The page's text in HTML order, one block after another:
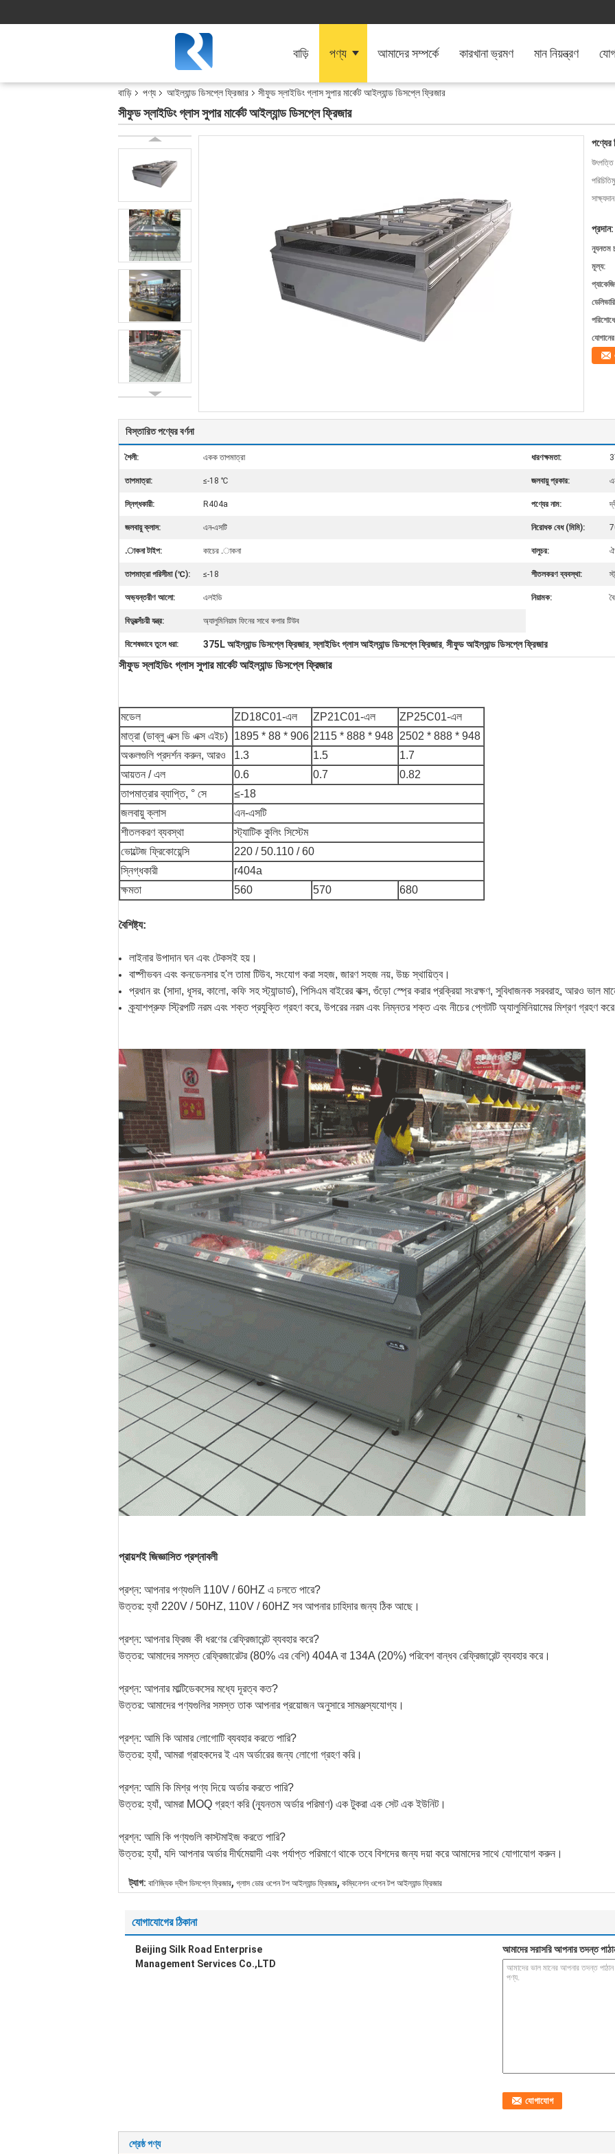
বাড়ি পণ্য আমাদের সম্পর্কে কারখানা ভ্রমণ মান নিয়ন্ত্রণ
বাড়ি পণ্য আইল্যান্ড ডিসপ্লে ফ্রিজার সীফুড স্লাইডিং গ্লাস সুপার মার্কেট আইল্যান্ড ডিসপ্লে ফ্রিজার
সীফুড স্লাইডিং গ্লাস সুপার মার্কেট আইল্যান্ড ডিসপ্লে ফ্রিজার
পণ্যের
সাক্ষ্যদান:
প্রদান:
ন্যূনতম
মূল্য:
বিস্তারিত পণ্যের বর্ণনা
শৈলী: একক তাপমাত্রা ধারণক্ষমতা:
তাপমাত্রা: ≤-18 ℃ জলবায়ু প্রকার:
স্নিগ্ধকারী: R404a পণ্যের নাম:
জলবায়ু ক্লাস: এন-এসটি নিরোধক বেধ (মিমি):
.াকনা টাইপ: কাচের .াকনা বালুচর:
তাপমাত্রা পরিসীমা (℃): ≤-18 শীতলকরণ ব্যবস্থা:
অভ্যন্তরীণ আলো: এলইডি নিয়ামক:
বিদ্যুত্সঁচয়ী যন্ত্র: অ্যালুমিনিয়াম ফিনের সাথে কপার টিউব
বিশেষভাবে তুলে ধরা: 375L আইল্যান্ড ডিসপ্লে ফ্রিজার,স্লাইডিং গ্লাস আইল্যান্ড ডিসপ্লে ফ্রিজার, সীফুড আইল্যান্ড ডিসপ্লে ফ্রিজার
সীফুড স্লাইডিং গ্লাস সুপার মার্কেট আইল্যান্ড ডিসপ্লে ফ্রিজার
মডেল ZD18C01-এল ZP21C01-এল
ZP25C01-এল
মাত্রা (ডাব্লু এক্স ডি এক্স এইচ) 1895 * 88 * 906 2115 * 888 * 948 2502 * 888 * 948
অঞ্চলগুলি প্রদর্শন করুন, আরও
1.3 1.5
1.7
আয়তন / এল
0.6 0.7
0.82
তাপমাত্রার ব্যাপ্তি, ° সে
≤-18
জলবায়ু ক্লাস
এন-এসটি
শীতলকরণ ব্যবস্থা
স্ট্যাটিক কুলিং সিস্টেম
ভোল্টেজ ফ্রিকোয়েন্সি
220 / 50.110 / 60
স্নিগ্ধকারী
r404a
ক্ষমতা
560 570 680
বৈশিষ্ট্য:
লাইনার উপাদান ঘন এবং টেকসই হয়।
বাষ্পীভবন এবং কনডেনসার হ'ল তামা টিউব, সংযোগ করা সহজ, জারণ সহজ নয়, উচ্চ স্থায়িত্ব।
প্রধান রং (সাদা, ধূসর, কালো, কফি সহ স্ট্যান্ডার্ড), পিসিএম বাইরের বাক্স, গুঁড়ো স্প্রে করার প্রক্রিয়া সংরক্ষণ, সুবিধাজনক সরবরাহ, আরও ভাল
ক্র্যাশপ্রুফ স্ট্রিপটি নরম এবং শক্ত প্রযুক্তি গ্রহণ করে, উপরের নরম এবং নিম্নতর শক্ত এবং নীচের প্লেটটি অ্যালুমিনিয়ামের মিশ্রণ গ্রহণ
প্রায়শই জিজ্ঞাসিত প্রশ্নাবলী
প্রশ্ন: আপনার পণ্যগুলি 110V / 60HZ এ চলতে পারে?
উত্তর: হ্যাঁ 220V / 50HZ, 110V / 60HZ সব আপনার চাহিদার জন্য ঠিক আছে।
প্রশ্ন: আপনার ফ্রিজ কী ধরণের রেফ্রিজারেন্ট ব্যবহার করে?
উত্তর: আমাদের সমস্ত রেফ্রিজারেটর (80% এর বেশি) 404A বা 134A (20%) পরিবেশ বান্ধব রেফ্রিজারেন্ট ব্যবহার করে।
প্রশ্ন: আপনার মাল্টিডেকসের মধ্যে দূরত্ব কত?
উত্তর: আমাদের পণ্যগুলির সমস্ত তাক আপনার প্রয়োজন অনুসারে সামঞ্জস্যযোগ্য।
প্রশ্ন: আমি কি আমার লোগোটি ব্যবহার করতে পারি?
উত্তর: হ্যাঁ, আমরা গ্রাহকদের ই এম অর্ডারের জন্য লোগো গ্রহণ করি।
প্রশ্ন: আমি কি মিশ্র পণ্য দিয়ে অর্ডার করতে পারি?
উত্তর: হ্যাঁ, আমরা MOQ গ্রহণ করি (ন্যূনতম অর্ডার পরিমাণ) এক টুকরা এক সেট এক ইউনিট।
প্রশ্ন: আমি কি পণ্যগুলি কাস্টমাইজ করতে পারি?
উত্তর: হ্যাঁ, যদি আপনার অর্ডার দীর্ঘমেয়াদী এবং পর্যাপ্ত পরিমাণে থাকে তবে বিশদের জন্য দয়া করে আমাদের সাথে যোগাযোগ করুন।
ট্যাগ: বাণিজ্যিক দ্বীপ ডিসপ্লে ফ্রিজার, গ্লাস ডোর ওপেন টপ আইল্যান্ড ফ্রিজার, কম্বিনেশন ওপেন টপ আইল্যান্ড ফ্রিজার
যোগাযোগের ঠিকানা
Beijing Silk Road Enterprise
Management Services Co.,LTD
আমাদের সরাসরি আপনার তদন্ত
শ্রেষ্ঠ পণ্য